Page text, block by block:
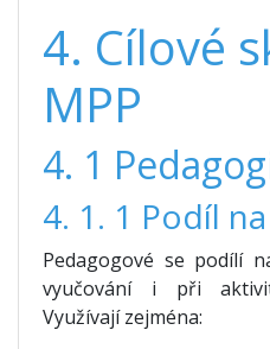
4. Cílové
MPP
4. 1
4. 1. 1 Podíl
Pedagogové se podílí
vyučování i při
Využívají zejména: